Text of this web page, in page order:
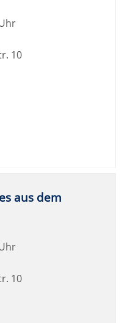
10
aus dem
10